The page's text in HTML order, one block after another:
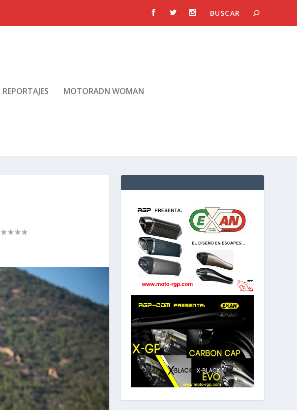
REPORTAJES MOTORADN WOMAN